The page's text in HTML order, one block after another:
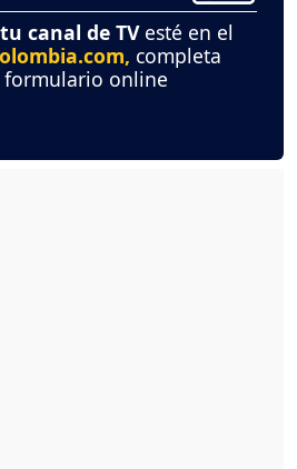
tu canal de TVesté en el
completa
formulario online